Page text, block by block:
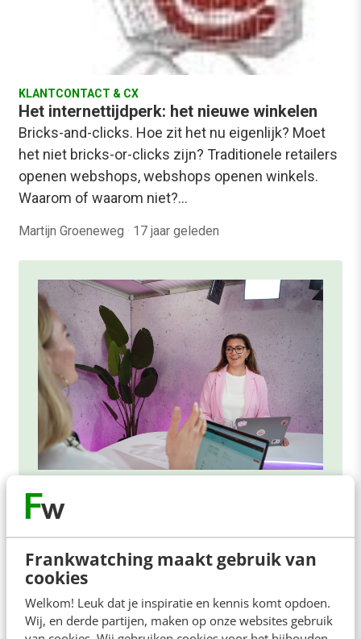
Frankwatching maakt gebruik van
cookies
Welkom! Leuk dat je inspiratie en kennis komt opdoen.
Wij, en derde partijen, maken op onze websites gebruik
KLANTCONTACT & CX
Het internettijdperk: het nieuwe winkelen
Bricks-and-clicks. Hoe zit het nu eigenlijk? Moet
het niet bricks-or-clicks zijn? Traditionele retailers
openen webshops, webshops openen winkels.
Waarom of waarom niet?…
Martijn Groeneweg · 17 jaar geleden
De nieuwe SEO- & GEO-
spelregels
In 2,5 uur van Google-first naar AI-first: zo wordt je
content beter gevonden. Schrijf je in en bekijk
direct.